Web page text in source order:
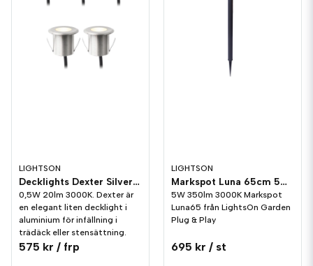
LIGHTSON
Decklights Dexter Silver 5-pack LightsOn Garden Plug & Play
0,5W 20lm 3000K. Dexter är
en elegant liten decklight i
aluminium för infällning i
trädäck eller stensättning.
575 kr / frp
LIGHTSON
Markspot Luna 65cm 5W LightsOn Garden Plug & Play
5W 350lm 3000K Markspot
Luna65 från LightsOn Garden
Plug & Play
695 kr / st